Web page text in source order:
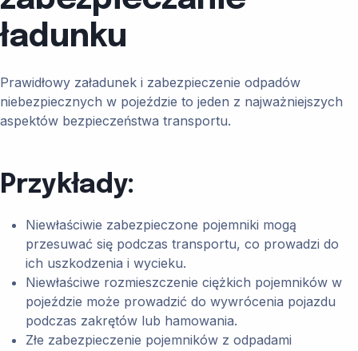
ładunku
Prawidłowy załadunek i zabezpieczenie odpadów
niebezpiecznych w pojeździe to jeden z najważniejszych
aspektów bezpieczeństwa transportu.
Przykłady:
Niewłaściwie zabezpieczone pojemniki mogą
przesuwać się podczas transportu, co prowadzi do
ich uszkodzenia i wycieku.
Niewłaściwe rozmieszczenie ciężkich pojemników w
pojeździe może prowadzić do wywrócenia pojazdu
podczas zakrętów lub hamowania.
Złe zabezpieczenie pojemników z odpadami